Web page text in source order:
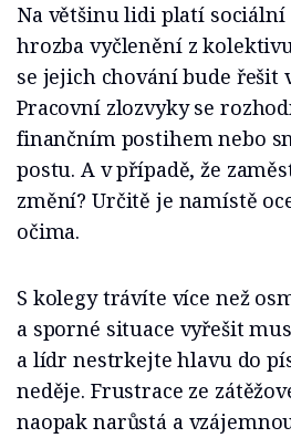
Na většinu lidi platí sociální
hrozba vyčlenění z
se jejich chování bude řešit
Pracovní zlozvyky se
finančním postihem nebo
postu. A v případě, že
změní? Určitě je namístě
očima.
S kolegy trávíte více než
a sporné situace vyřešit
a lídr nestrkejte hlavu do
neděje. Frustrace ze
naopak narůstá a